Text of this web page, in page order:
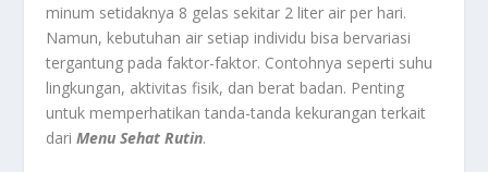
minum setidaknya 8 gelas sekitar 2 liter air per hari.
Namun, kebutuhan air setiap individu bisa bervariasi
tergantung pada faktor-faktor. Contohnya seperti suhu
lingkungan, aktivitas fisik, dan berat badan. Penting
untuk memperhatikan tanda-tanda kekurangan terkait
dariMenu Sehat Rutin.